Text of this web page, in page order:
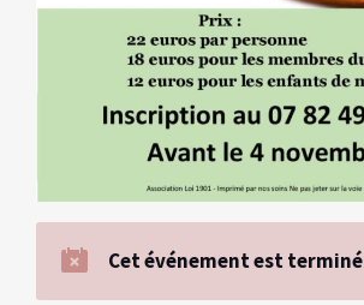
Cet événement est terminé